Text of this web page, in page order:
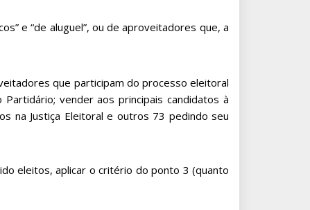
e “de aluguel”, ou de aproveitadores que, a
que participam do processo eleitoral
vender aos principais candidatos à
na Justiça Eleitoral e outros 73 pedindo seu
eleitos, aplicar o critério do ponto 3 (quanto